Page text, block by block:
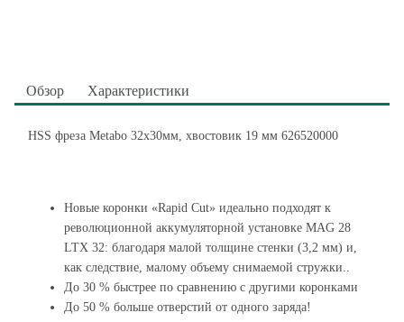
Обзор Характеристики
HSS фреза Metabo 32x30мм, хвостовик 19 мм 626520000
Новые коронки «Rapid Cut» идеально подходят к
революционной аккумуляторной установке MAG 28
LTX 32: благодаря малой толщине стенки (3,2 мм) и,
как следствие, малому объему снимаемой стружки..
До 30 % быстрее по сравнению с другими коронками
До 50 % больше отверстий от одного заряда!